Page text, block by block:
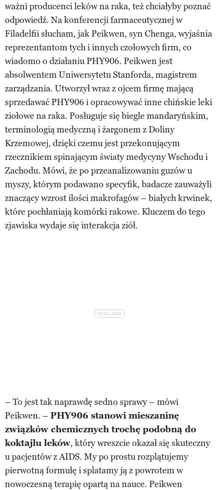
ważni producenci leków na raka, też chciałyby poznać
odpowiedź. Na konferencji farmaceutycznej w
Filadelfii słucham, jak Peikwen, syn Chenga, wyjaśnia
reprezentantom tych i innych czołowych firm, co
wiadomo o działaniu PHY906. Peikwen jest
absolwentem Uniwersytetu Stanforda, magistrem
zarządzania. Utworzył wraz z ojcem firmę mającą
sprzedawać PHY906 i opracowywać inne chińskie leki
ziołowe na raka. Posługuje się biegle mandaryńskim,
terminologią medyczną i żargonem z Doliny
Krzemowej, dzięki czemu jest przekonującym
rzecznikiem spinającym światy medycyny Wschodu i
Zachodu. Mówi, że po przeanalizowaniu guzów u
myszy, którym podawano specyfik, badacze zauważyli
znaczący wzrost ilości makrofagów – białych krwinek,
które pochłaniają komórki rakowe. Kluczem do tego
zjawiska wydaje się interakcja ziół.
– To jest tak naprawdę sedno sprawy – mówi
Peikwen. – PHY906 stanowi mieszaninę
związków chemicznych trochę podobną do
koktajlu leków, który wreszcie okazał się skuteczny
u pacjentów z AIDS. My po prostu rozplątujemy
pierwotną formułę i splatamy ją z powrotem w
nowoczesną terapię opartą na nauce. Peikwen